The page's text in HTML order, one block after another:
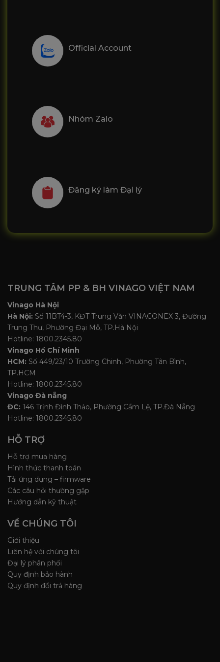
Official Account
Nhóm Zalo
Đăng ký làm Đại lý
TRUNG TÂM PP & BH VINAGO VIỆT NAM
Vinago Hà Nội
Hà Nội: Số 11BT4-3, KĐT Trung Văn VINACONEX 3, Đường
Trung Thư, Phường Đại Mỗ, TP.Hà Nội
Hotline: 1800.2345.80
Vinago Hồ Chí Minh
HCM: Số 449/23/10 Trường Chinh, Phường Tân Bình,
TP.HCM
Hotline: 1800.2345.80
Vinago Đà nẵng
ĐC: 146 Trịnh Đình Thảo, Phường Cẩm Lệ, TP.Đà Nẵng
Hotline: 1800.2345.80
HỖ TRỢ
Hỗ trợ mua hàng
Hình thức thanh toán
Tải ứng dụng – firmware
Các câu hỏi thường gặp
Hướng dẫn kỹ thuật
VỀ CHÚNG TÔI
Giới thiệu
Liên hệ với chúng tôi
Đại lý phân phối
Quy định bảo hành
Quy định đổi trả hàng